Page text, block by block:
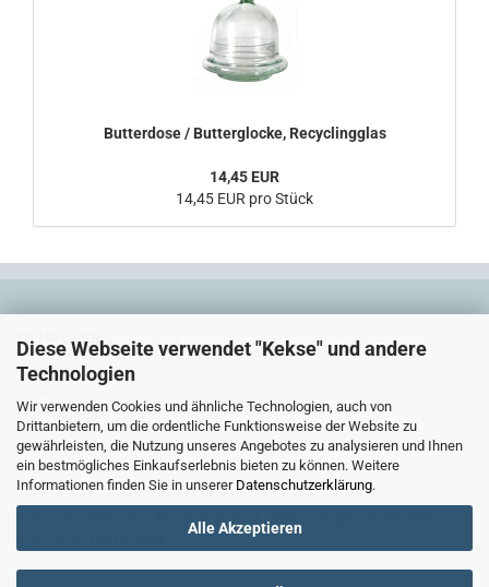
Diese Webseite verwendet "Kekse" und andere
Technologien
Wir verwenden Cookies und ähnliche Technologien, auch von
Drittanbietern, um die ordentliche Funktionsweise der Website zu
gewährleisten, die Nutzung unseres Angebotes zu analysieren und Ihnen
ein bestmögliches Einkaufserlebnis bieten zu können. Weitere
Informationen finden Sie in unserer Datenschutzerklärung.
Alle Akzeptieren
Butterdose / Butterglocke, Recyclingglas
14,45 EUR
14,45 EUR pro Stück
MEHR ÜBER...
Impressum
Einstellungen
Sämtliche Daten, Texte und Bilder sind unser Eigentum, soweit sie nicht durch Dritte zur